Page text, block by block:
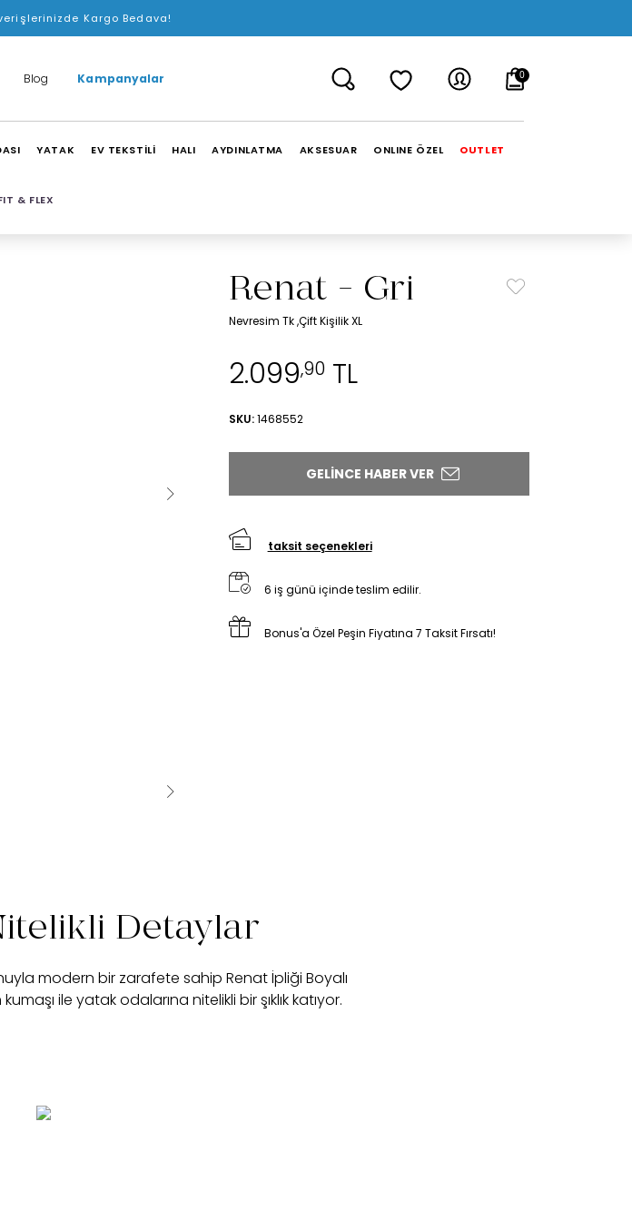
Kargo Bedava!
Blog Kampanyalar 0
YATAK EV TEKSTİLİ HALI AYDINLATMA AKSESUAR ONLINE ÖZEL OUTLET
Renat - Gri
Nevresim Tk ,Çift Kişilik XL
2.099,90TL
SKU: 1468552
GELINCE HABER VER
taksit seçenekleri
6 iş günü içinde teslim edilir.
Bonus'a Özel Peşin Fiyatına 7 Taksit Fırsatı!
Detaylar
modern bir zarafete sahip Renat İpliği Boyalı
ile yatak odalarına nitelikli bir şıklık katıyor.